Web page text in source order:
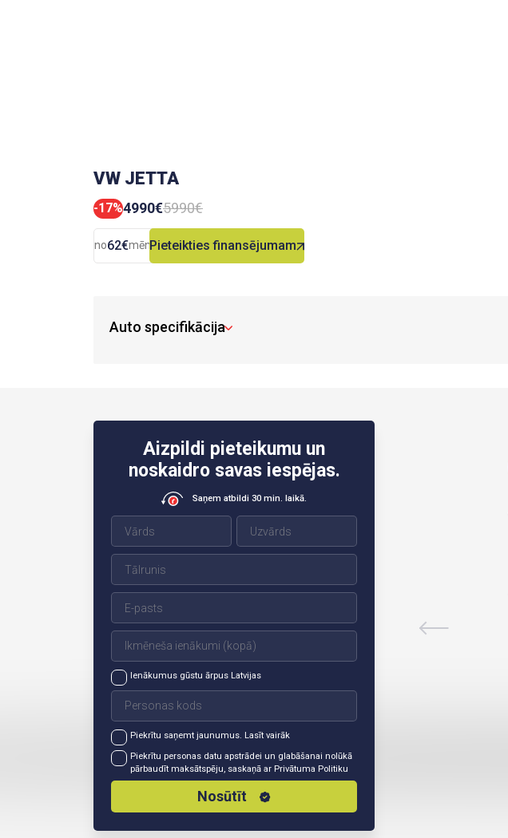
VW JETTA
-17%4990€5990€
no62€mēn.Pieteikties finansējumam
Auto specifikācija
Aizpildi pieteikumu un
noskaidro savas iespējas.
Saņem atbildi 30 min. laikā.
Ienākumus gūstu ārpus Latvijas
Piekrītu saņemt jaunumus. Lasīt vairāk
Piekrītu personas datu apstrādei un glabāšanai nolūkā
pārbaudīt maksātspēju, saskaņā ar Privātuma Politiku
Nosūtīt